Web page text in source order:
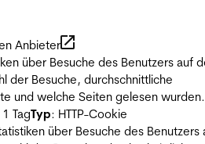
Anbieter
über Besuche des Benutzers auf
der Besuche, durchschnittliche
und welche Seiten gelesen wurden.
TagTyp: HTTP-Cookie
über Besuche des Benutzers